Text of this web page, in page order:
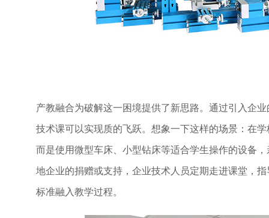
产教融合为破解这一困境提供了新思路。通过引入企
技术课可以实现质的飞跃。想象一下这样的场景：在
而是使用微型车床、小型钻床等适合学生操作的设备
地企业的捐赠或支持，企业技术人员定期走进课堂，
标准融入教学过程。